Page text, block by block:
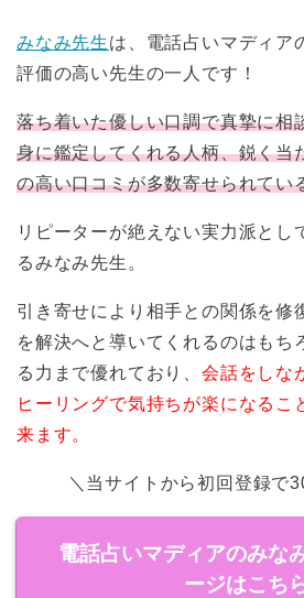
みなみ先生は、電話占いマディア
評価の高い先生の一人です！
落ち着いた優しい口調で真摯に相
身に鑑定してくれる人柄、鋭く当
の高い口コミが多数寄せられてい
リピーターが絶えない実力派とし
るみなみ先生。
引き寄せにより相手との関係を修
を解決へと導いてくれるのはもち
る力まで優れており、 会話をしな
ヒーリングで気持ちが楽になるこ
来ます。
＼当サイトから初回登録で
電話占いマディアのみな
ージはこち